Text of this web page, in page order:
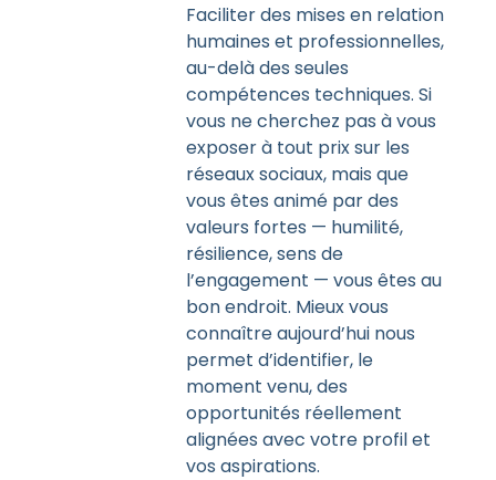
Faciliter des mises en relation
humaines et professionnelles,
au-delà des seules
compétences techniques. Si
vous ne cherchez pas à vous
exposer à tout prix sur les
réseaux sociaux, mais que
vous êtes animé par des
valeurs fortes — humilité,
résilience, sens de
l’engagement — vous êtes au
bon endroit. Mieux vous
connaître aujourd’hui nous
permet d’identifier, le
moment venu, des
opportunités réellement
alignées avec votre profil et
vos aspirations.